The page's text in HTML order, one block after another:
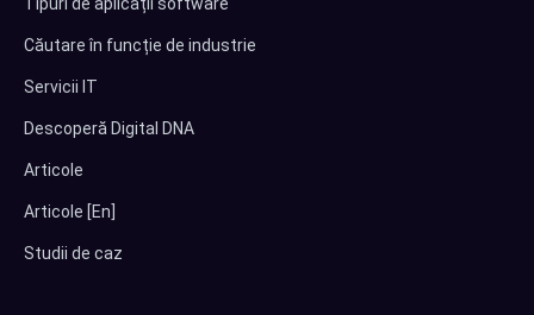
Căutare în funcție de industrie
Servicii IT
Descoperă Digital DNA
Articole
Articole [En]
Studii de caz